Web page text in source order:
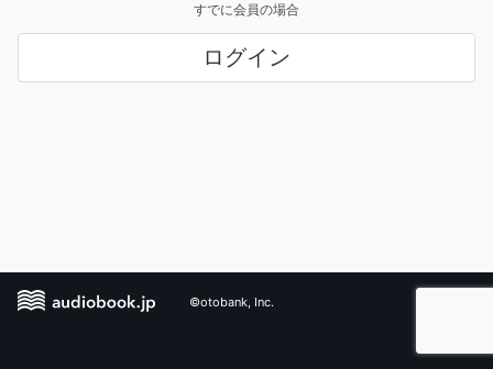
すでに会員の場合
ログイン
©otobank, Inc.